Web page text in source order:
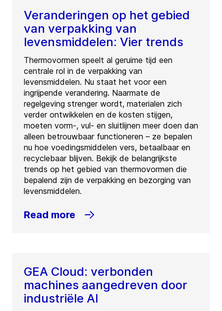
Veranderingen op het gebied
van verpakking van
levensmiddelen: Vier trends
Thermovormen speelt al geruime tijd een
centrale rol in de verpakking van
levensmiddelen. Nu staat het voor een
ingrijpende verandering. Naarmate de
regelgeving strenger wordt, materialen zich
verder ontwikkelen en de kosten stijgen,
moeten vorm-, vul- en sluitlijnen meer doen dan
alleen betrouwbaar functioneren – ze bepalen
nu hoe voedingsmiddelen vers, betaalbaar en
recyclebaar blijven. Bekijk de belangrijkste
trends op het gebied van thermovormen die
bepalend zijn de verpakking en bezorging van
levensmiddelen.
Read more
GEA Cloud: verbonden
machines aangedreven door
industriële AI